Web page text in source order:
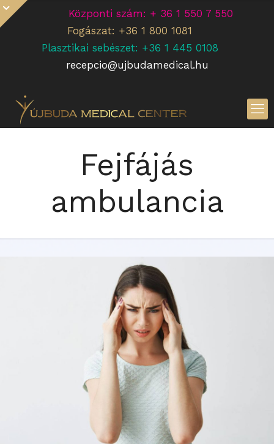
Központi szám: + 36 1 550 7 550
Fogászat: +36 1 800 1081
Plasztikai sebészet: +36 1 445 0108
recepcio@ujbudamedical.hu
Fejfájás
ambulancia